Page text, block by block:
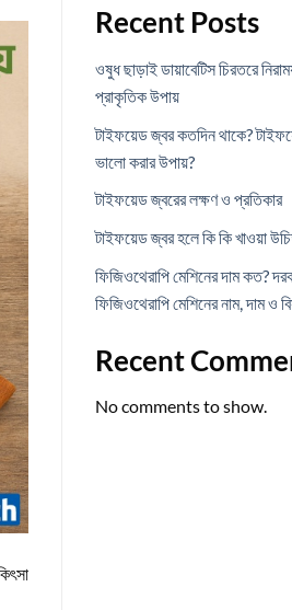
Recent Posts
ওষুধ ছাড়াই ডায়াবেটিস চিরতরে
প্রাকৃতিক উপায়
টাইফয়েড জ্বর কতদিন থাকে?
ভালো করার উপায়?
টাইফয়েড জ্বরের লক্ষণ ও প্রতিকার
টাইফয়েড জ্বর হলে কি কি খাওয়া
ফিজিওথেরাপি মেশিনের দাম কত?
ফিজিওথেরাপি মেশিনের নাম, দাম ও
Recent
No comments to show.